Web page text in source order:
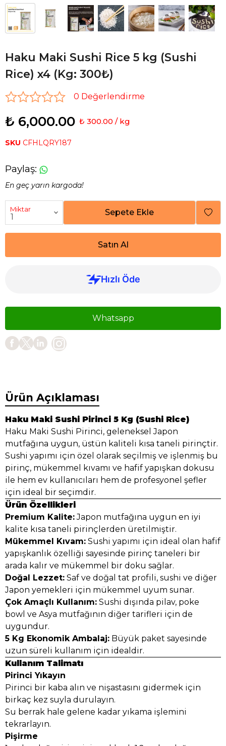
Haku Maki Sushi Rice 5 kg (Sushi
Rice) x4 (Kg: 300₺)
0 Değerlendirme
₺ 6,000.00 ₺ 300.00 / kg
SKU CFHLQRY187
Paylaş:
En geç yarın kargoda!
Miktar Sepete Ekle
Satın Al
Whatsapp
Ürün Açıklaması
Haku Maki Sushi Pirinci 5 Kg (Sushi Rice)
Haku Maki Sushi Pirinci, geleneksel Japon
mutfağına uygun, üstün kaliteli kısa taneli pirinçtir.
Sushi yapımı için özel olarak seçilmiş ve işlenmiş bu
pirinç, mükemmel kıvamı ve hafif yapışkan dokusu
ile hem ev kullanıcıları hem de profesyonel şefler
için ideal bir seçimdir.
Ürün Özellikleri
Premium Kalite:Japon mutfağına uygun en iyi
kalite kısa taneli pirinçlerden üretilmiştir.
Mükemmel Kıvam: Sushi yapımı için ideal olan hafif
yapışkanlık özelliği sayesinde pirinç taneleri bir
arada kalır ve mükemmel bir doku sağlar.
Doğal Lezzet: Saf ve doğal tat profili, sushi ve diğer
Japon yemekleri için mükemmel uyum sunar.
Çok Amaçlı Kullanım: Sushi dışında pilav, poke
bowl ve Asya mutfağının diğer tarifleri için de
uygundur.
5 Kg Ekonomik Ambalaj: Büyük paket sayesinde
uzun süreli kullanım için idealdir.
Kullanım Talimatı
Pirinci Yıkayın
Pirinci bir kaba alın ve nişastasını gidermek için
birkaç kez suyla durulayın.
Su berrak hale gelene kadar yıkama işlemini
tekrarlayın.
Pişirme